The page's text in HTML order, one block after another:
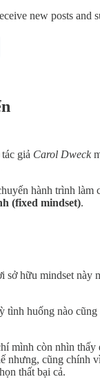
new posts and
giả Carol Dweck
hành trình
(fixed mindset).
hữu mindset này
huống nào
mình còn nhìn
cũng
thất bại cả.